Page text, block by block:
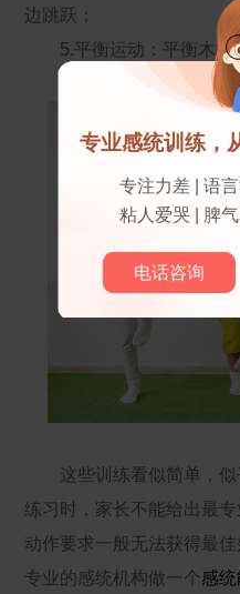
边跳跃；
5.平衡运动：平衡木、
这些训练看似简单，似
练习时，家长不能给出最
动作要求一般无法获得最
专业的感统机构做一个感
专业感统训练，
专注力差 | 语
粘人爱哭 | 脾
电话咨询